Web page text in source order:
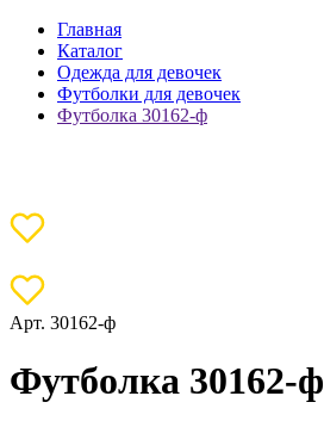
Главная
Каталог
Одежда для девочек
Футболки для девочек
Футболка 30162-ф
Арт. 30162-ф
Футболка 30162-ф